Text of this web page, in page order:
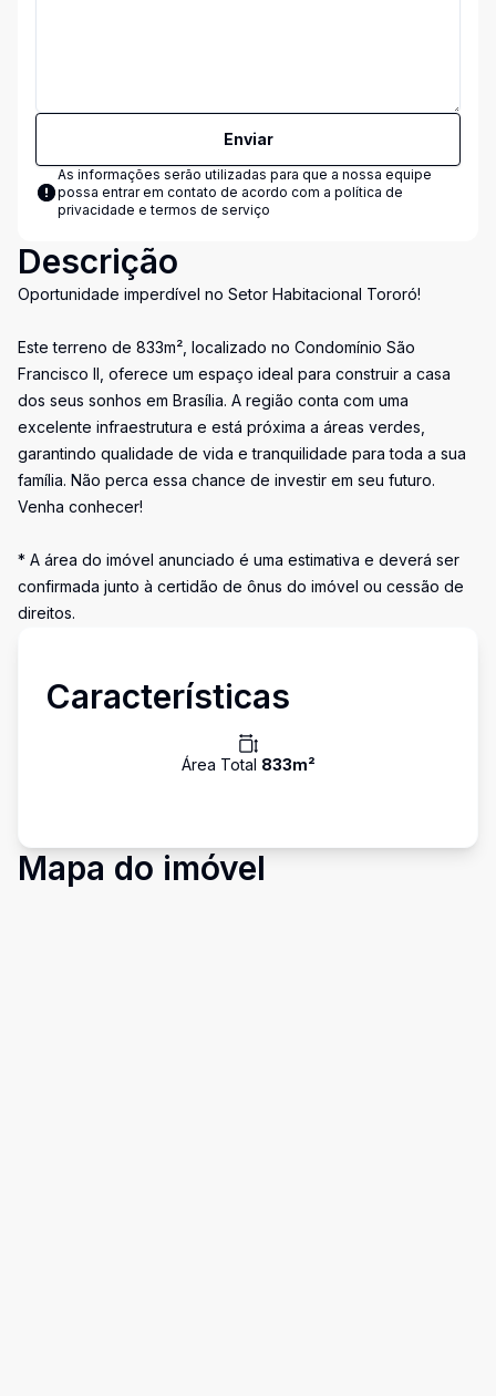
Enviar
As informações serão utilizadas para que a nossa equipe
possa entrar em contato de acordo com a política de
privacidade e termos de serviço
Descrição
Oportunidade imperdível no Setor Habitacional Tororó!
Este terreno de 833m², localizado no Condomínio São
Francisco II, oferece um espaço ideal para construir a casa
dos seus sonhos em Brasília. A região conta com uma
excelente infraestrutura e está próxima a áreas verdes,
garantindo qualidade de vida e tranquilidade para toda a sua
família. Não perca essa chance de investir em seu futuro.
Venha conhecer!
* A área do imóvel anunciado é uma estimativa e deverá ser
confirmada junto à certidão de ônus do imóvel ou cessão de
direitos.
Características
Área Total 833m²
Mapa do imóvel